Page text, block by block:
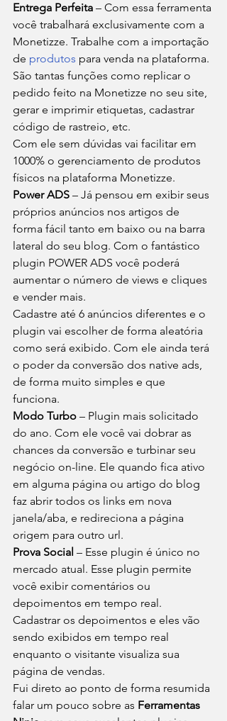
Entrega Perfeita – Com essa ferramenta
você trabalhará exclusivamente com a
Monetizze. Trabalhe com a importação
de produtos para venda na plataforma.
São tantas funções como replicar o
pedido feito na Monetizze no seu site,
gerar e imprimir etiquetas, cadastrar
código de rastreio, etc.
Com ele sem dúvidas vai facilitar em
1000% o gerenciamento de produtos
físicos na plataforma Monetizze.
Power ADS – Já pensou em exibir seus
próprios anúncios nos artigos de
forma fácil tanto em baixo ou na barra
lateral do seu blog. Com o fantástico
plugin POWER ADS você poderá
aumentar o número de views e cliques
e vender mais.
Cadastre até 6 anúncios diferentes e o
plugin vai escolher de forma aleatória
como será exibido. Com ele ainda terá
o poder da conversão dos native ads,
de forma muito simples e que
funciona.
Modo Turbo – Plugin mais solicitado
do ano. Com ele você vai dobrar as
chances da conversão e turbinar seu
negócio on-line. Ele quando fica ativo
em alguma página ou artigo do blog
faz abrir todos os links em nova
janela/aba, e redireciona a página
origem para outro url.
Prova Social – Esse plugin é único no
mercado atual. Esse plugin permite
você exibir comentários ou
depoimentos em tempo real.
Cadastrar os depoimentos e eles vão
sendo exibidos em tempo real
enquanto o visitante visualiza sua
página de vendas.
Fui direto ao ponto de forma resumida
falar um pouco sobre as Ferramentas